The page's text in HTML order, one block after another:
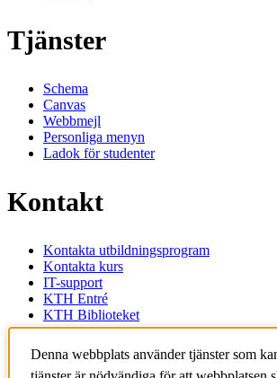
Tjänster
Schema
Canvas
Webbmejl
Personliga menyn
Ladok för studenter
Kontakt
Kontakta utbildningsprogram
Kontakta kurs
IT-support
KTH Entré
KTH Biblioteket
100 44 Stockholm
Denna webbplats använder tjänster som